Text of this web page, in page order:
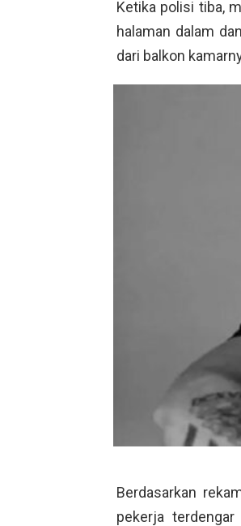
Ketika polisi tiba,
halaman dalam
dari balkon
Berdasarkan
pekerja